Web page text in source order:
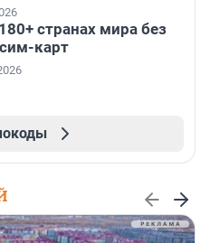
странах мира без
карт